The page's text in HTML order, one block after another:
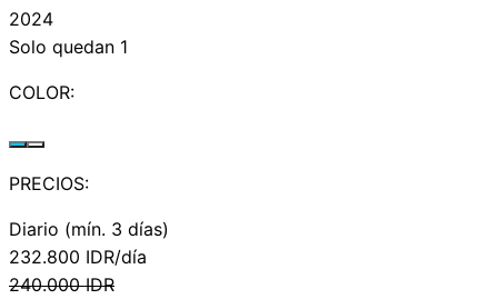
2024
Solo quedan 1
COLOR:
PRECIOS:
Diario (mín. 3 días)
232.800 IDR/día
240.000 IDR